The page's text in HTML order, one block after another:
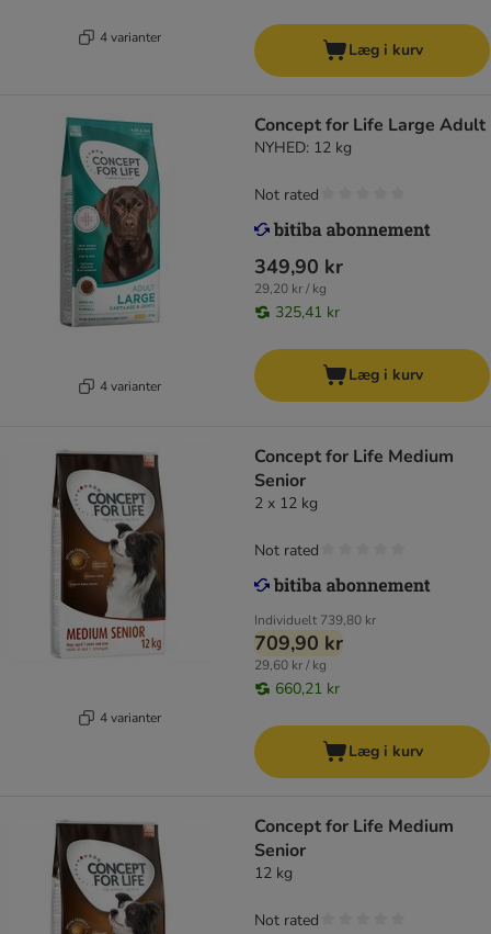
4 varianter
Læg i kurv
4 varianter
Concept for Life Large Adult
NYHED: 12 kg
349,90 kr
29,20 kr / kg
325,41 kr
Not rated
Læg i kurv
4 varianter
Concept for Life Medium
Senior
2 x 12 kg
Individuelt 739,80 kr
709,90 kr
29,60 kr / kg
660,21 kr
Not rated
Læg i kurv
Concept for Life Medium
Senior
12 kg
Not rated